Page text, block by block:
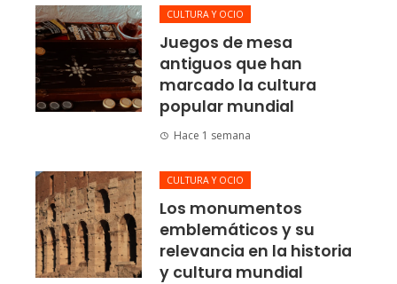
CULTURA Y OCIO
Juegos de mesa
antiguos que han
marcado la cultura
popular mundial
Hace 1 semana
CULTURA Y OCIO
Los monumentos
emblemáticos y su
relevancia en la historia
y cultura mundial